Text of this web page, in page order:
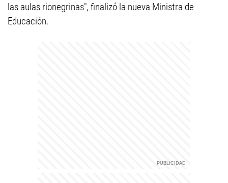
las aulas rionegrinas", finalizó la nueva Ministra de
Educación.